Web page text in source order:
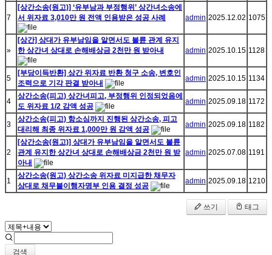
7
[상간소송(원고)] ‘유부남과 부정행위’ 상간녀소송에
서 위자료 3,010만 원 전액 인용받은 성공 사례
admin 2025.12.02 1075
»
[상간] 상대가 유부남임을 알면서도 불륜 관계 유지
한 상간녀 상대로 손해배상금 2천만 원 받아내
admin 2025.10.15 1128
5
[부당이득반환] 상간 위자료 반환 청구 소송, 변호인
조력으로 기각 판결 받아내
admin 2025.10.15 1134
4
상간소송(피고) 상간녀피고, 부정행위 인정되었음에
도 위자료 1/2 감액 성공
admin 2025.09.18 1172
3
상간소송(피고) 항소심까지 진행된 상간소송, 피고
대리해 최종 위자료 1,000만 원 감액 성공
admin 2025.09.18 1182
2
[상간소송(원고)] 상대가 유부남임을 알면서도 불륜
관계 유지한 상간녀 상대로 손해배상금 2천만 원 받
아내
admin 2025.07.08 1191
1
상간소송(원고) 상간소송 위자료 미지급한 채무자
상대로 채무불이행자명부 인용 결정 성공
admin 2025.09.18 1210
쓰기 태그
검색